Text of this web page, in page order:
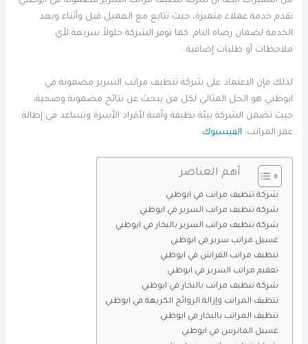
تقدم خدمة عملاء متميزة، حيث تتابع مع العميل قبل وأثناء وبعد
الخدمة لضمان رضاه التام. كما توفر الشركة حلولاً سريعة لأي
ملاحظات أو طلبات إضافية.
لذلك فإن الاعتماد على شركة تنظيف مراتب السرير مضمونة في
ابوظبي هو الحل المثالي لكل من يبحث عن نتائج مضمونة وصحية،
حيث تضمن الشركة بيئة نظيفة وآمنة لأفراد الأسرة وتساعد في إطالة
عمر المراتب. الفيسبوك
أهم العناصر
شركة تنظيف مراتب في ابوظبي
شركة تنظيف مراتب السرير في ابوظبي
شركة تنظيف مراتب السرير بالبخار في ابوظبي
غسيل مراتب سرير في ابوظبي
تنظيف مراتب الفراش في ابوظبي
تعقيم مراتب السرير في ابوظبي
شركة تنظيف مراتب بالبخار في ابوظبي
تنظيف المراتب وإزالة الروائح الكريهة في ابوظبي
تنظيف المراتب بالبخار في ابوظبي
غسيل الماترس في ابوظبي